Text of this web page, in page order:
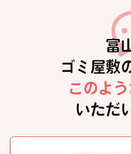
富
ゴミ屋敷
このよ
いただ